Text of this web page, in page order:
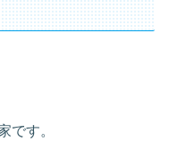
です。